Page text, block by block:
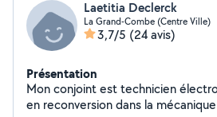
Laetitia Declerck
La Grand-Combe (Centre Ville)
3,7/5 (24 avis)
Présentation
Mon conjoint est technicien
en reconversion dans la